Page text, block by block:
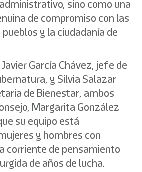
sino como una
de compromiso con las
y la ciudadanía de
García Chávez, jefe de
y Silvia Salazar
de Bienestar, ambos
Margarita González
su equipo está
y hombres con
corriente de pensamiento
de años de lucha.